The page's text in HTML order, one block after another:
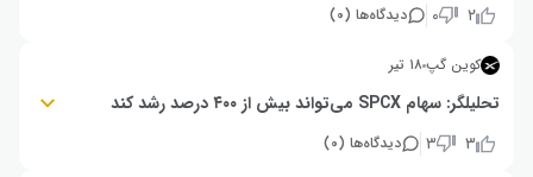
هشدار داده و موفقیت نهایی به تحقق درآمدهای استارلینک، اقتصاد استارشیپ و
ماهواره‌های هوش مصنوعی بستگی دارد.
۲ ۰ دیدگاه‌ها (۰)
کوین گپ۱۸ تیر
تحلیلگر: سهام SPCX می‌تواند بیش از ۴۰۰ درصد رشد کند
۳ ۳ دیدگاه‌ها (۰)